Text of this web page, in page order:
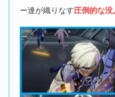
ー達が織りなす圧倒的な没